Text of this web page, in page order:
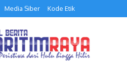
Media Siber Kode Etik